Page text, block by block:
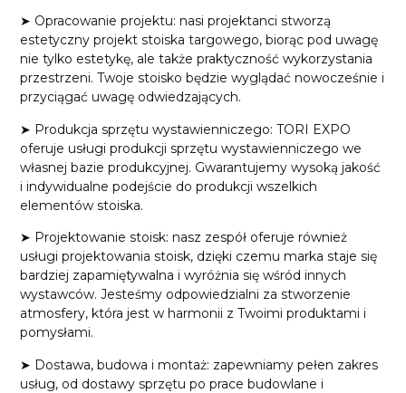
➤ Opracowanie projektu: nasi projektanci stworzą
estetyczny projekt stoiska targowego, biorąc pod uwagę
nie tylko estetykę, ale także praktyczność wykorzystania
przestrzeni. Twoje stoisko będzie wyglądać nowocześnie i
przyciągać uwagę odwiedzających.
➤ Produkcja sprzętu wystawienniczego: TORI EXPO
oferuje usługi produkcji sprzętu wystawienniczego we
własnej bazie produkcyjnej. Gwarantujemy wysoką jakość
i indywidualne podejście do produkcji wszelkich
elementów stoiska.
➤ Projektowanie stoisk: nasz zespół oferuje również
usługi projektowania stoisk, dzięki czemu marka staje się
bardziej zapamiętywalna i wyróżnia się wśród innych
wystawców. Jesteśmy odpowiedzialni za stworzenie
atmosfery, która jest w harmonii z Twoimi produktami i
pomysłami.
➤ Dostawa, budowa i montaż: zapewniamy pełen zakres
usług, od dostawy sprzętu po prace budowlane i